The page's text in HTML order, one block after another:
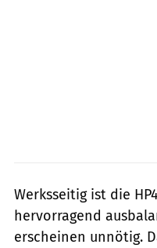
Werksseitig ist die
hervorragend
erscheinen unnötig.